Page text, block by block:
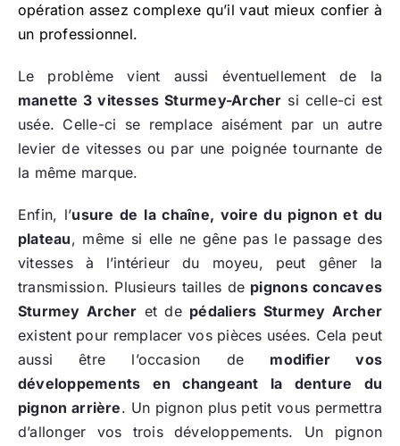
opération assez complexe qu’il vaut mieux confier à
un professionnel.
Le problème vient aussi éventuellement de la
manette 3 vitesses Sturmey-Archer si celle-ci est
usée. Celle-ci se remplace aisément par un autre
levier de vitesses ou par une poignée tournante de
la même marque.
Enfin, l’usure de la chaîne, voire du pignon et du
plateau, même si elle ne gêne pas le passage des
vitesses à l’intérieur du moyeu, peut gêner la
transmission. Plusieurs tailles de pignons concaves
Sturmey Archer et de pédaliers Sturmey Archer
existent pour remplacer vos pièces usées. Cela peut
aussi être l’occasion de modifier vos
développements en changeant la denture du
pignon arrière. Un pignon plus petit vous permettra
d’allonger vos trois développements. Un pignon